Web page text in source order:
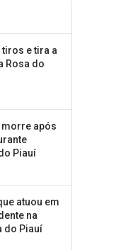
e tira a
Rosa do
após
Piauí
atuou em
na
do Piauí